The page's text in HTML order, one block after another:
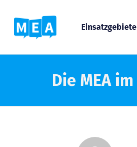
Einsatzgebiete
Die MEA